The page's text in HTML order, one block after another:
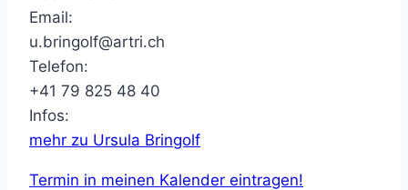
Email:
u.bringolf@artri.ch
Telefon:
+41 79 825 48 40
Infos:
mehr zu Ursula Bringolf
Termin in meinen Kalender eintragen!